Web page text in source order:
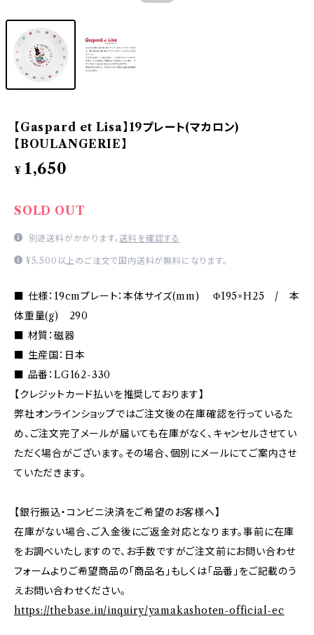
【Gaspard et Lisa】19プレート(マカロン)
【BOULANGERIE】
¥ 1,650
SOLD OUT
別途送料がかかります。送料を確認する
¥5,500以上のご注文で国内送料が無料になります。
■ 仕様：19cmプレート：本体サイズ(mm) Φ195×H25 / 本
体重量(g) 290
■ 材質：磁器
■ 生産国：日本
■ 品番：LG162-330
【クレジットカード払いを推奨しております】
弊社オンラインショップではご注文後の在庫確認を行っているた
め、ご注文完了メールが届いても在庫がなく、キャンセルさせてい
ただく場合がございます。その場合、個別にメールにてご案内させ
ていただきます。
【銀行振込・コンビニ決済をご希望のお客様へ】
在庫がない場合、ご入金後にご返金対応となります。事前に在庫
をお調べいたしますので、お手数ですがご注文前にお問い合わせ
フォームよりご希望商品の「商品名」もしくは「品番」をご記載のう
えお問い合わせください。
https://thebase.in/inquiry/yamakashoten-official-ec